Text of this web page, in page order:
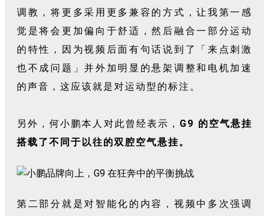
调教，将更多采用更多兼容的方式，让我第一感
觉是将会更加偏向于舒适，然后融合一部分运动
的特性，因为视频后面有句话说到了「来点刺激
也不成问题」并外加明显的悬架调整和电机加速
的声音，这应该就是对运动型的标注。
另外，何小鹏本人对此曾经表示， G9 的空气悬挂
搭载了不同于以往的双腔空气悬挂。
第二部分就是对智能化的内容，视频中多次强调